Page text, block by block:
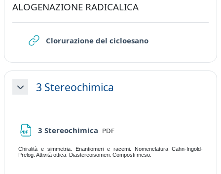
ALOGENAZIONE RADICALICA
Clorurazione del cicloesanoURL
Collapse3 Stereochimica
3 Stereochimica File
PDF
Chiralità e simmetria. Enantiomeri e racemi. Nomenclatura Cahn-Ingold-
Prelog. Attività ottica. Diastereoisomeri. Composti meso.